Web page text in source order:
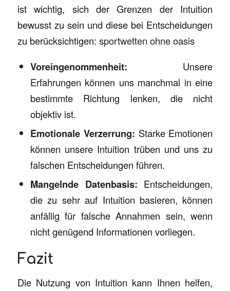
ist wichtig, sich der Grenzen der Intuition
bewusst zu sein und diese bei Entscheidungen
zu berücksichtigen: sportwetten ohne oasis
Voreingenommenheit: Unsere
Erfahrungen können uns manchmal in eine
bestimmte Richtung lenken, die nicht
objektiv ist.
Emotionale Verzerrung: Starke Emotionen
können unsere Intuition trüben und uns zu
falschen Entscheidungen führen.
Mangelnde Datenbasis: Entscheidungen,
die zu sehr auf Intuition basieren, können
anfällig für falsche Annahmen sein, wenn
nicht genügend Informationen vorliegen.
Fazit
Die Nutzung von Intuition kann Ihnen helfen,